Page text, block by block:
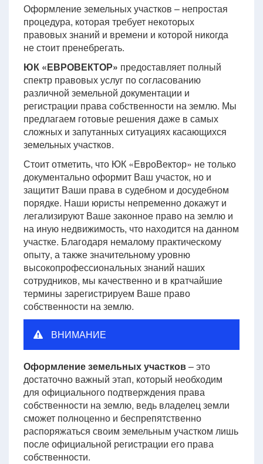
Оформление земельных участков – непростая
процедура, которая требует некоторых
правовых знаний и времени и которой никогда
не стоит пренебрегать.
ЮК «ЕВРОВЕКТОР» предоставляет полный
спектр правовых услуг по согласованию
различной земельной документации и
регистрации права собственности на землю. Мы
предлагаем готовые решения даже в самых
сложных и запутанных ситуациях касающихся
земельных участков.
Стоит отметить, что ЮК «ЕвроВектор» не только
документально оформит Ваш участок, но и
защитит Ваши права в судебном и досудебном
порядке. Наши юристы непременно докажут и
легализируют Ваше законное право на землю и
на иную недвижимость, что находится на данном
участке. Благодаря немалому практическому
опыту, а также значительному уровню
высокопрофессиональных знаний наших
сотрудников, мы качественно и в кратчайшие
термины зарегистрируем Ваше право
собственности на землю.
ВНИМАНИЕ
Оформление земельных участков– это
достаточно важный этап, который необходим
для официального подтверждения права
собственности на землю, ведь владелец земли
сможет полноценно и беспрепятственно
распоряжаться своим земельным участком лишь
после официальной регистрации его права
собственности.